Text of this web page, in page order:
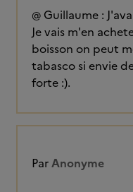
@ Guillaume :
Je vais m'en
boisson on peut
tabasco si envie
forte :).
ParAnonyme